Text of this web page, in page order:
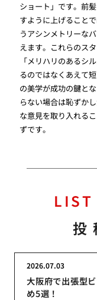
ショート」です。前
すように上げること
うアシンメトリーな
えます。これらのス
「メリハリのあるシ
るのではなくあえて
の美学が成功の鍵と
らない場合は恥ずか
な意見を取り入れる
ずです。
LIST
投
大阪府で出張型
め5選！
2026.07.03